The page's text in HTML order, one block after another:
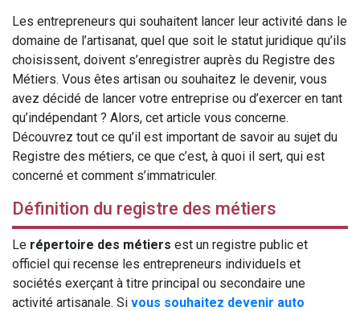
Les entrepreneurs qui souhaitent lancer leur activité dans le
domaine de l’artisanat, quel que soit le statut juridique qu’ils
choisissent, doivent s’enregistrer auprès du Registre des
Métiers. Vous êtes artisan ou souhaitez le devenir, vous
avez décidé de lancer votre entreprise ou d’exercer en tant
qu’indépendant ? Alors, cet article vous concerne.
Découvrez tout ce qu’il est important de savoir au sujet du
Registre des métiers, ce que c’est, à quoi il sert, qui est
concerné et comment s’immatriculer.
Définition du registre des métiers
Le répertoire des métiers est un registre public et
officiel qui recense les entrepreneurs individuels et
sociétés exerçant à titre principal ou secondaire une
activité artisanale. Si vous souhaitez devenir auto